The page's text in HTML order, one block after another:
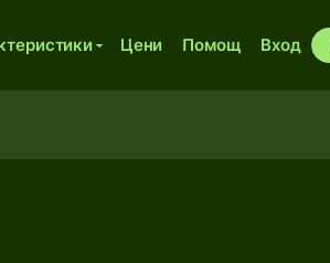
Цени Помощ Вход